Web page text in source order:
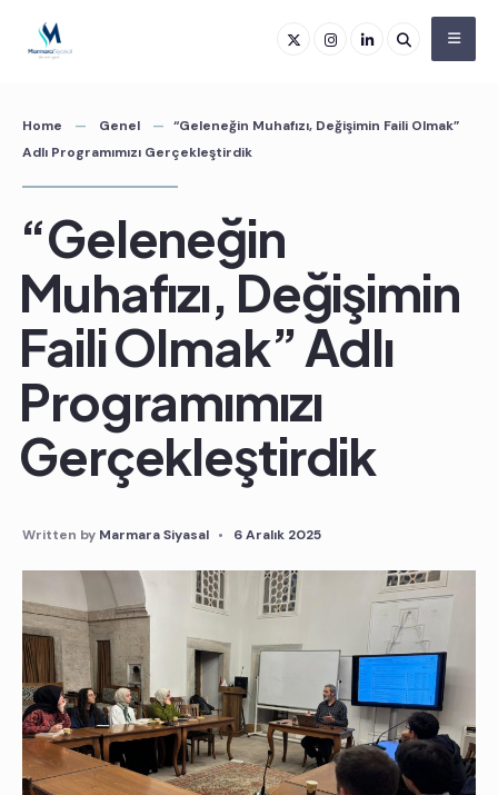
Skip
to
Home Genel
“Geleneğin Muhafızı, Değişimin Faili Olmak”
Adlı Programımızı Gerçekleştirdik
“Geleneğin
Muhafızı, Değişimin
Faili Olmak” Adlı
Programımızı
Gerçekleştirdik
Written by Marmara Siyasal • 6 Aralık 2025